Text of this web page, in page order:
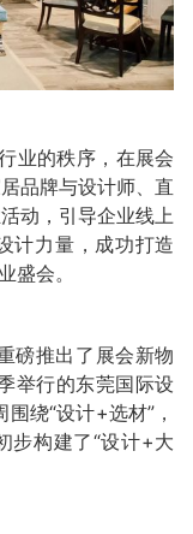
业的秩序，在展会
品牌与设计师、直
动，引导企业线上
计力量，成功打造
盛会。
磅推出了展会新物
举行的东莞国际设
绕“设计+选材”，
步构建了“设计+大